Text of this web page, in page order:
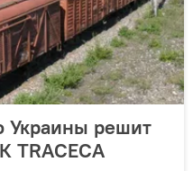
Украины решит
TRACEСA